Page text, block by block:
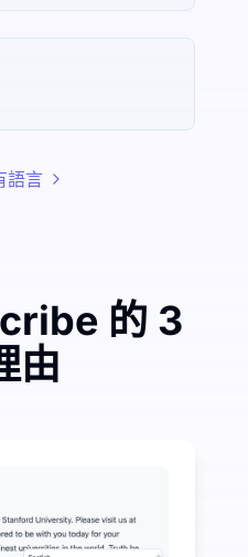
語言
的 3
由
鐘的免費轉錄服務，每日
生成摘要、心智圖和重點，